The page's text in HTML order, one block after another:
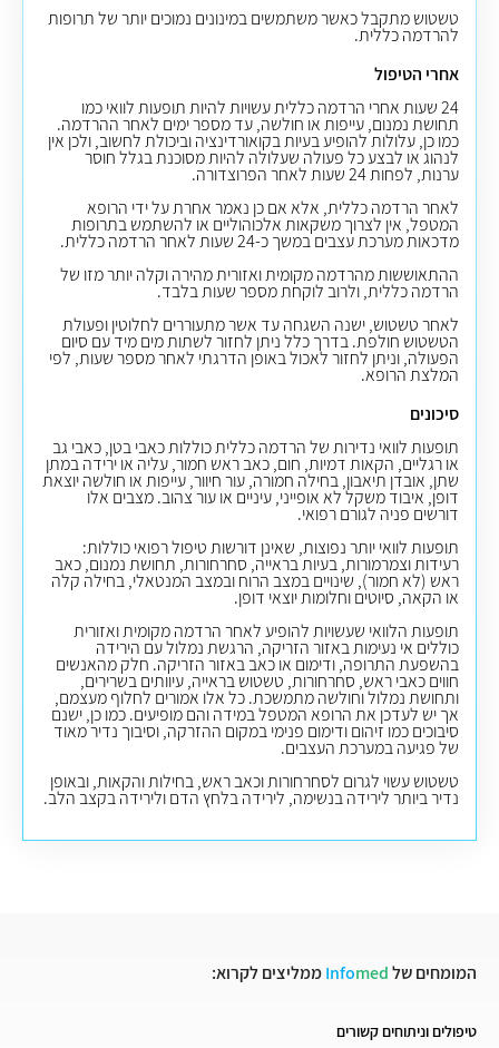
טשטוש מתקבל כאשר משתמשים במינונים נמוכים יותר של תרופות
להרדמה כללית.
אחרי הטיפול
24 שעות אחרי הרדמה כללית עשויות להיות תופעות לוואי כמו
תחושת נמנום, עייפות או חולשה, עד מספר ימים לאחר ההרדמה.
כמו כן, עלולות להופיע בעיות בקואורדינציה וביכולת לחשוב, ולכן אין
לנהוג או לבצע כל פעולה שעלולה להיות מסוכנת בגלל חוסר
ערנות, לפחות 24 שעות לאחר הפרוצדורה.
לאחר הרדמה כללית, אלא אם כן נאמר אחרת על ידי הרופא
המטפל, אין לצרוך משקאות אלכוהוליים או להשתמש בתרופות
מדכאות מערכת עצבים במשך כ-24 שעות לאחר הרדמה כללית.
ההתאוששות מהרדמה מקומית ואזורית מהירה וקלה יותר מזו של
הרדמה כללית, ולרוב לוקחת מספר שעות בלבד.
לאחר טשטוש, ישנה השגחה עד אשר מתעוררים לחלוטין ופעולת
הטשטוש חולפת. בדרך כלל ניתן לחזור לשתות מים מיד עם סיום
הפעולה, וניתן לחזור לאכול באופן הדרגתי לאחר מספר שעות, לפי
המלצת הרופא.
סיכונים
תופעות לוואי נדירות של הרדמה כללית כוללות כאבי בטן, כאבי גב
או רגליים, הקאות דמיות, חום, כאב ראש חמור, עליה או ירידה במתן
שתן, אובדן תיאבון, בחילה חמורה, עור חיוור, עייפות או חולשה יוצאת
דופן, איבוד משקל לא אופייני, עיניים או עור צהוב. מצבים אלו
דורשים פניה לגורם רפואי.
תופעות לוואי יותר נפוצות, שאינן דורשות טיפול רפואי כוללות:
רעידות וצמרמורות, בעיות בראייה, סחרחורות, תחושת נמנום, כאב
ראש (לא חמור), שינויים במצב הרוח ובמצב המנטאלי, בחילה קלה
או הקאה, סיוטים וחלומות יוצאי דופן.
תופעות הלוואי שעשויות להופיע לאחר הרדמה מקומית ואזורית
כוללים אי נעימות באזור הזריקה, הרגשת נמלול עם הירידה
בהשפעת התרופה, ודימום או כאב באזור הזריקה. חלק מהאנשים
חווים כאבי ראש, סחרחורות, טשטוש בראייה, עיוותים בשרירים,
ותחושת נמלול וחולשה מתמשכת. כל אלו אמורים לחלוף מעצמם,
אך יש לעדכן את הרופא המטפל במידה והם מופיעים. כמו כן, ישנם
סיבוכים כמו זיהום ודימום פנימי במקום ההזרקה, וסיבוך נדיר מאוד
של פגיעה במערכת העצבים.
טשטוש עשוי לגרום לסחרחורות וכאב ראש, בחילות והקאות, ובאופן
נדיר ביותר לירידה בנשימה, לירידה בלחץ הדם ולירידה בקצב הלב.
המומחים של Infomed ממליצים לקרוא:
טיפולים וניתוחים קשורים